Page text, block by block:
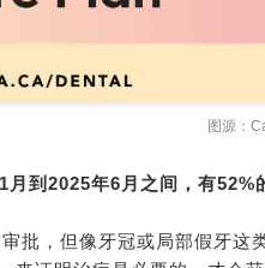
图源：
到2025年6月之间，有52%
批，但像牙冠或局部假牙